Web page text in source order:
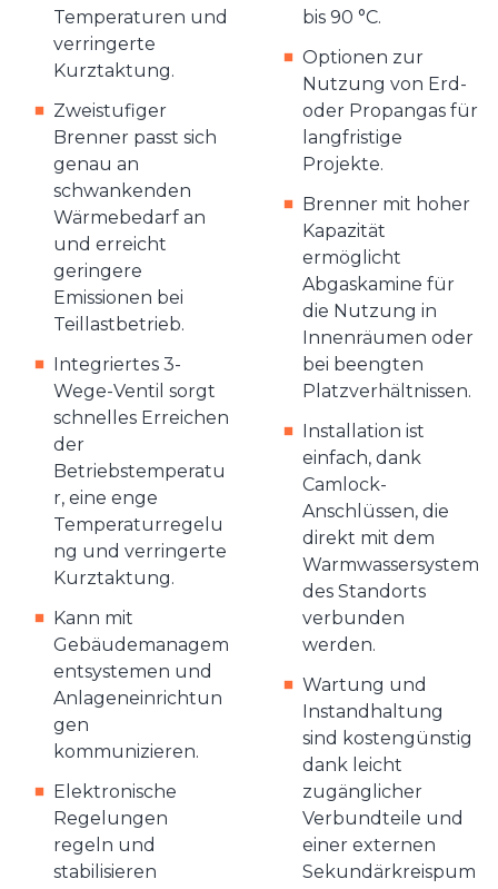
Temperaturen und
verringerte
Kurztaktung.
Zweistufiger
Brenner passt sich
genau an
schwankenden
Wärmebedarf an
und erreicht
geringere
Emissionen bei
Teillastbetrieb.
Integriertes 3-
Wege-Ventil sorgt
schnelles Erreichen
der
Betriebstemperatu
r, eine enge
Temperaturregelu
ng und verringerte
Kurztaktung.
Kann mit
Gebäudemanagem
entsystemen und
Anlageneinrichtun
gen
kommunizieren.
Elektronische
Regelungen
regeln und
stabilisieren
bis 90 °C.
Optionen zur
Nutzung von Erd-
oder Propangas für
langfristige
Projekte.
Brenner mit hoher
Kapazität
ermöglicht
Abgaskamine für
die Nutzung in
Innenräumen oder
bei beengten
Platzverhältnissen.
Installation ist
einfach, dank
Camlock-
Anschlüssen, die
direkt mit dem
Warmwassersystem
des Standorts
verbunden
werden.
Wartung und
Instandhaltung
sind kostengünstig
dank leicht
zugänglicher
Verbundteile und
einer externen
Sekundärkreispum